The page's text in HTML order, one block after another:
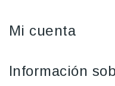
Mi cuenta
Información